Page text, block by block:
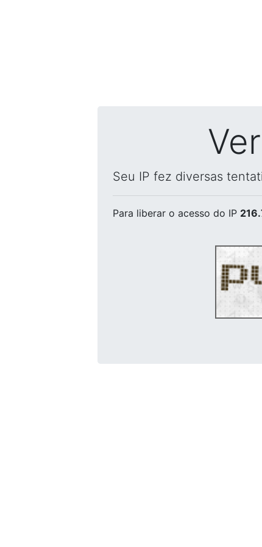
Seu IP fez diversas
Para liberar o acesso do IP